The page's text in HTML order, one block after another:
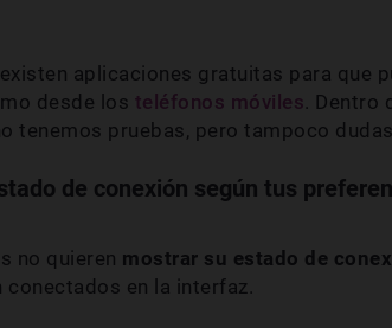
aplicaciones gratuitas para que
desde los teléfonos móviles .
tenemos pruebas, pero tampoco dudas.
de conexión según tus
no quieren mostrar su estado de
conectados en la interfaz.